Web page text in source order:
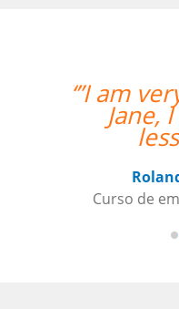
“”O
Não
feliz
Curso de